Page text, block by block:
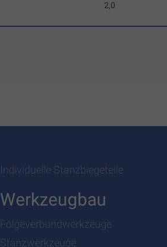
2,0
Individuelle Stanzbiegeteile
Werkzeugbau
Folgeverbundwerkzeuge
Stanzwerkzeuge